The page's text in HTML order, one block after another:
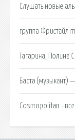
Слушать новые
группа Фристайл
Гагарина, Полина
Баста (музыкант)
Cosmopolitan -